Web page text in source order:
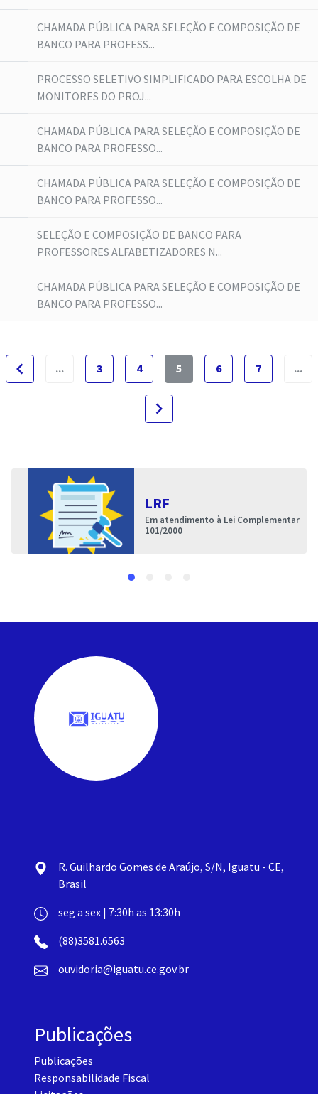
CHAMADA PÚBLICA PARA SELEÇÃO E COMPOSIÇÃO DE
BANCO PARA PROFESS...
PROCESSO SELETIVO SIMPLIFICADO PARA ESCOLHA DE
MONITORES DO PROJ...
CHAMADA PÚBLICA PARA SELEÇÃO E COMPOSIÇÃO DE
BANCO PARA PROFESSO...
CHAMADA PÚBLICA PARA SELEÇÃO E COMPOSIÇÃO DE
BANCO PARA PROFESSO...
SELEÇÃO E COMPOSIÇÃO DE BANCO PARA
PROFESSORES ALFABETIZADORES N...
CHAMADA PÚBLICA PARA SELEÇÃO E COMPOSIÇÃO DE
BANCO PARA PROFESSO...
navigate_before ... 3 4 5 6 7 ...
navigate_next
LRF
Em atendimento à Lei Complementar
101/2000
R. Guilhardo Gomes de Araújo, S/N, Iguatu - CE,
Brasil
seg a sex | 7:30h as 13:30h
(88)3581.6563
ouvidoria@iguatu.ce.gov.br
Publicações
Publicações
Responsabilidade Fiscal